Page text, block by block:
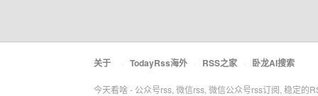
关于 · TodayRss海外 · RSS之家 · 卧龙AI搜索
今天看啥 - 公众号rss, 微信rss, 微信公众号rss订阅, 稳定的